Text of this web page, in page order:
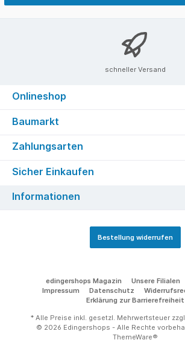
schneller Versand
Onlineshop
Baumarkt
Zahlungsarten
Sicher Einkaufen
Informationen
Bestellung widerrufen
edingershops Magazin Unsere Filialen
Impressum
Datenschutz
Erklärung zur Barrierefreiheit
* Alle Preise inkl. gesetzl. Mehrwertsteuer
© 2026 Edingershops - Alle Rechte
ThemeWare®